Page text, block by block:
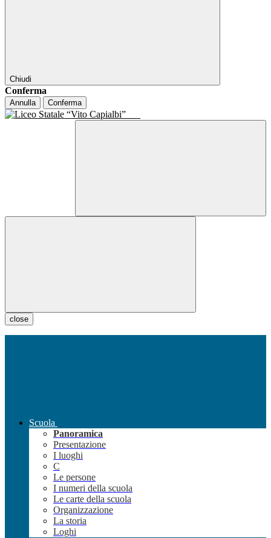
Chiudi
Conferma
Annulla Conferma
close
Scuola
Panoramica
Presentazione
I luoghi
C
Le persone
I numeri della scuola
Le carte della scuola
Organizzazione
La storia
Loghi